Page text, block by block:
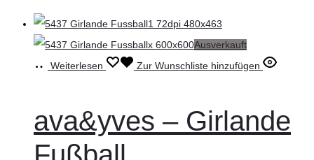
Ausverkauft
Weiterlesen
Zur Wunschliste hinzufügen
ava&yves – Girlande